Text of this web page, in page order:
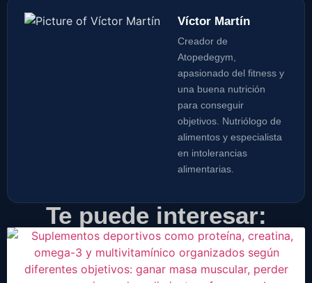
Víctor Martín
Creador de
Atopedegym,
apasionado del fitness y
una buena nutrición
para conseguir
objetivos. Nutriólogo de
alimentos y especialista
en intolerancias
alimentarias.
Te puede interesar: